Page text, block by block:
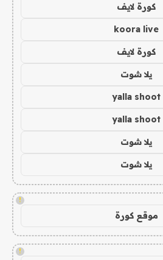
كورة لايف
koora live
كورة لايف
يلا شوت
yalla shoot
yalla shoot
يلا شوت
يلا شوت
!
موقع كورة
!